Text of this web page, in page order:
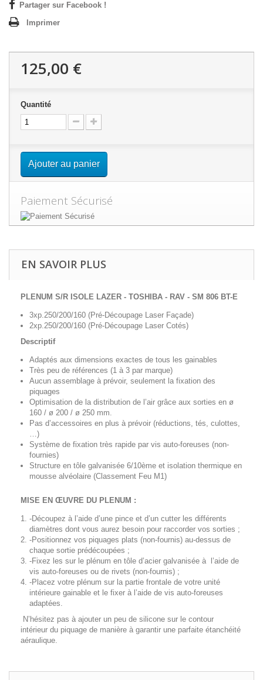
Partager sur Facebook !
Imprimer
125,00 €
Quantité
Ajouter au panier
Paiement Sécurisé
EN SAVOIR PLUS
PLENUM S/R ISOLE LAZER - TOSHIBA - RAV - SM 806 BT-E
3xp.250/200/160 (Pré-Découpage Laser Façade)
2xp.250/200/160 (Pré-Découpage Laser Cotés)
Descriptif
Adaptés aux dimensions exactes de tous les gainables
Très peu de références (1 à 3 par marque)
Aucun assemblage à prévoir, seulement la fixation des
piquages
Optimisation de la distribution de l’air grâce aux sorties en ø
160 / ø 200 / ø 250 mm.
Pas d’accessoires en plus à prévoir (réductions, tés, culottes,
…)
Système de fixation très rapide par vis auto-foreuses (non-
fournies)
Structure en tôle galvanisée 6/10ème et isolation thermique en
mousse alvéolaire (Classement Feu M1)
MISE EN ŒUVRE DU PLENUM :
-Découpez à l’aide d’une pince et d’un cutter les différents
diamètres dont vous aurez besoin pour raccorder vos sorties ;
-Positionnez vos piquages plats (non-fournis) au-dessus de
chaque sortie prédécoupées ;
-Fixez les sur le plénum en tôle d’acier galvanisée à l’aide de
vis auto-foreuses ou de rivets (non-fournis) ;
-Placez votre plénum sur la partie frontale de votre unité
intérieure gainable et le fixer à l’aide de vis auto-foreuses
adaptées.
N’hésitez pas à ajouter un peu de silicone sur le contour
intérieur du piquage de manière à garantir une parfaite étanchéité
aéraulique.